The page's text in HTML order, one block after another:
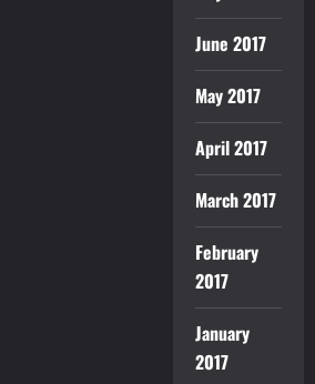
June 2017
May 2017
April 2017
March 2017
February
2017
January
2017